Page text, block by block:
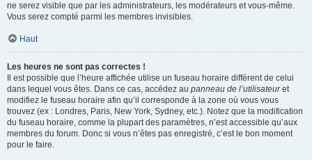
ne serez visible que par les administrateurs, les modérateurs et vous-même.
Vous serez compté parmi les membres invisibles.
Haut
Les heures ne sont pas correctes !
Il est possible que l’heure affichée utilise un fuseau horaire différent de celui
dans lequel vous êtes. Dans ce cas, accédez au panneau de l’utilisateuret
modifiez le fuseau horaire afin qu’il corresponde à la zone où vous vous
trouvez (ex : Londres, Paris, New York, Sydney, etc.). Notez que la modification
du fuseau horaire, comme la plupart des paramètres, n’est accessible qu’aux
membres du forum. Donc si vous n’êtes pas enregistré, c’est le bon moment
pour le faire.